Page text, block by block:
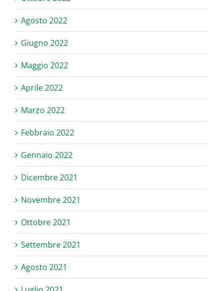
Agosto 2022
Giugno 2022
Maggio 2022
Aprile 2022
Marzo 2022
Febbraio 2022
Gennaio 2022
Dicembre 2021
Novembre 2021
Ottobre 2021
Settembre 2021
Agosto 2021